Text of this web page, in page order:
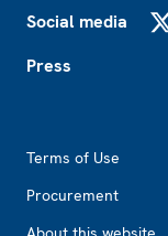
Social media
Press
Terms of Use
Procurement